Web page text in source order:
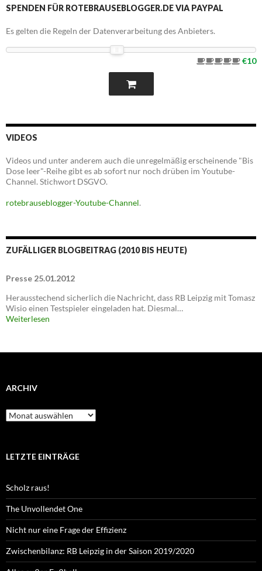
SPENDEN FÜR ROTEBRAUSEBLOGGER.DE VIA PAYPAL
Es gelten die Regeln der Datenverarbeitung des Anbieters.
€10
VIDEOS
Videos und unter anderem auch die unregelmäßig erscheinende "Bis
Dose leer"-Reihe gibt es ab sofort nur noch drüben im Youtube-
Channel. Stichwort DSGVO.
rotebrauseblogger-Youtube-Channel.
ZUFÄLLIGER BLOGBEITRAG (2010 BIS HEUTE)
Presse 25.01.2012
Herausstechend sicherlich die Nachricht, dass RB Leipzig mit Tomasz
Wisio einen Testspieler eingeladen hat. Diesmal…
Weiterlesen
ARCHIV
Archiv
LETZTE EINTRÄGE
Scholz raus!
The Unvollendet One
Nicht nur eine Frage der Effizienz
Zwischenbilanz: RB Leipzig in der Saison 2019/2020